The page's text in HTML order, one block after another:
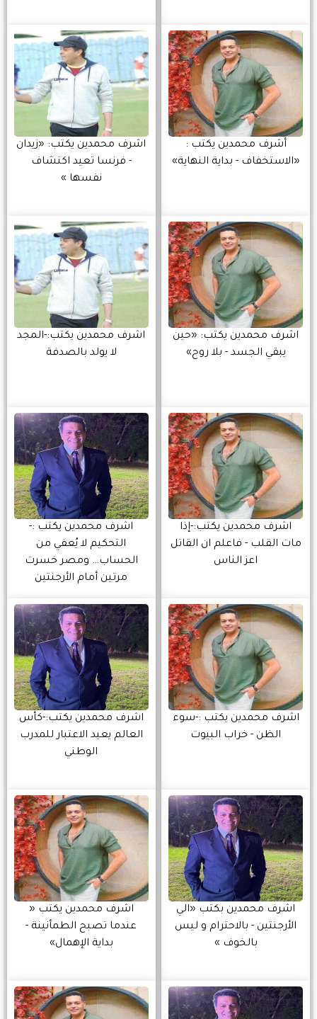
أشرف محمدين يكتب :
«الاستخفاف - بداية النهاية»
اشرف محمدين يكتب: «زيدان
- فرنسا تعيد اكتشاف
نفسها »
اشرف محمدين يكتب: «حين
يبقي الجسد - بلا روح»
اشرف محمدين يكتب:-المجد
لا يولد بالصدفة
اشرف محمدين يكتب:-إذا
مات القلب - فاعلم ان القاتل
اعز الناس
اشرف محمدين يكتب :-
التحكيم لا يُعفي من
الحساب… ومصر خسرت
مرتين أمام الأرجنتين
اشرف محمدين يكتب :-سوء
الظن - خراب البيوت
اشرف محمدين يكتب:-كأس
العالم يعيد الاعتبار للمدرب
الوطني
اشرف محمدين بكتب «الي
الأرجنتين - بالاحترام و ليس
بالخوف »
اشرف محمدين يكتب «
عندما تصبح الطمأنينة -
بداية الإهمال»